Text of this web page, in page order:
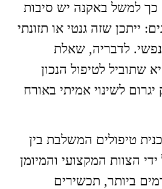
כך למשל באקנה יש סיבות
ייתכן שזה גנטי או תזונתי
לדבריה, שאלת
שתוביל לטיפול הנכון
לשינוי אמיתי באורח
טיפולים המשלבת בין
הצוות המקצועי והמיומן
ביותר, תכשירים